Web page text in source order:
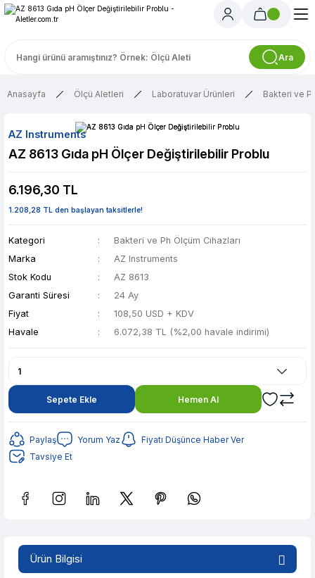
Ara
Anasayfa Ölçü Aletleri Laboratuvar Ürünleri Bakteri ve
AZ Instruments
AZ 8613 Gıda pH Ölçer Değiştirilebilir Problu
6.196,30 TL
1.208,28 TL den başlayan taksitlerle!
Kategori
Bakteri ve Ph Ölçüm Cihazları
Marka
AZ Instruments
Stok Kodu
AZ 8613
Garanti Süresi
24 Ay
Fiyat
108,50 USD + KDV
Havale
6.072,38 TL (%2,00 havale indirimi)
Sepete Ekle Hemen Al
Paylaş Yorum Yaz
Fiyatı Düşünce Haber Ver
Tavsiye Et
Ürün Bilgisi